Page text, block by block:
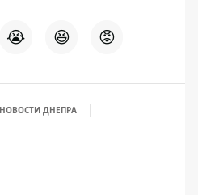
😭 😆 😡
НОВОСТИ ДНЕПРА